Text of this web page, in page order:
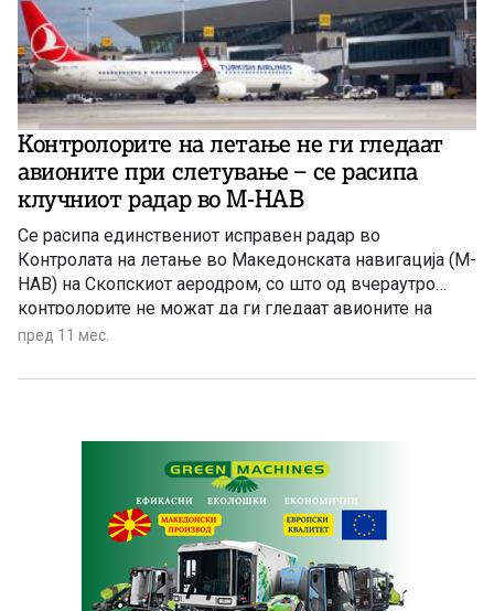
Контролорите на летање не ги гледаат
авионите при слетување – се расипа
клучниот радар во М-НАВ
Се расипа единствениот исправен радар во
Контролата на летање во Македонската навигација (М-
НАВ) на Скопскиот аеродром, со што од вчераутро
контролорите не можат да ги гледаат авионите на
мала висина, кога слетуваат. Од двата радара, едниот
близина, во функција бил само вториот, кој сега се
пред 11 мес.